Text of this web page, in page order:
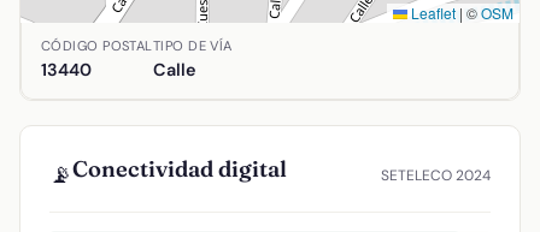
Leaflet | ©OSM
Ubicación de Dulcinea en Argamasilla de Calatrava,
CÓDIGO POSTAL
13440
TIPO DE VÍA
Calle
📡Conectividad digital SETELECO 2024